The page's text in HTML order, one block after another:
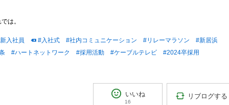
は。
入社員 #入社式 #社内コミュニケーション #リレーマラソン
#新居浜
#ハートネットワーク #採用活動 #ケーブルテレビ #2024卒採用
いいね
16
リブログする